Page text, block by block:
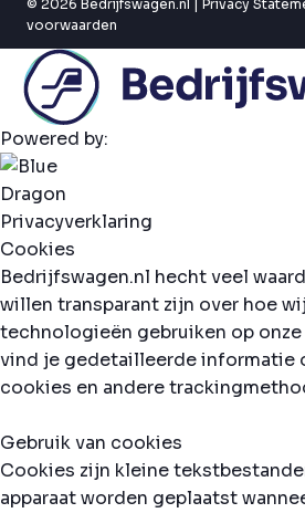
© 2026 Bedrijfswagen.nl | Privacy
voorwaarden
Powered by:
Privacyverklaring
Cookies
Bedrijfswagen.nl hecht veel
willen transparant zijn over hoe
technologieën gebruiken op
vind je gedetailleerde informatie
cookies en andere
Gebruik van cookies
Cookies zijn kleine
apparaat worden geplaatst